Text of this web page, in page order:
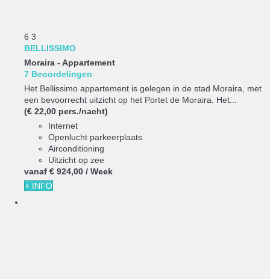
6 3
BELLISSIMO
Moraira - Appartement
7 Beoordelingen
Het Bellissimo appartement is gelegen in de stad Moraira, met
een bevoorrecht uitzicht op het Portet de Moraira. Het...
(€ 22,00 pers./nacht)
Internet
Openlucht parkeerplaats
Airconditioning
Uitzicht op zee
vanaf € 924,00 / Week
+ INFO